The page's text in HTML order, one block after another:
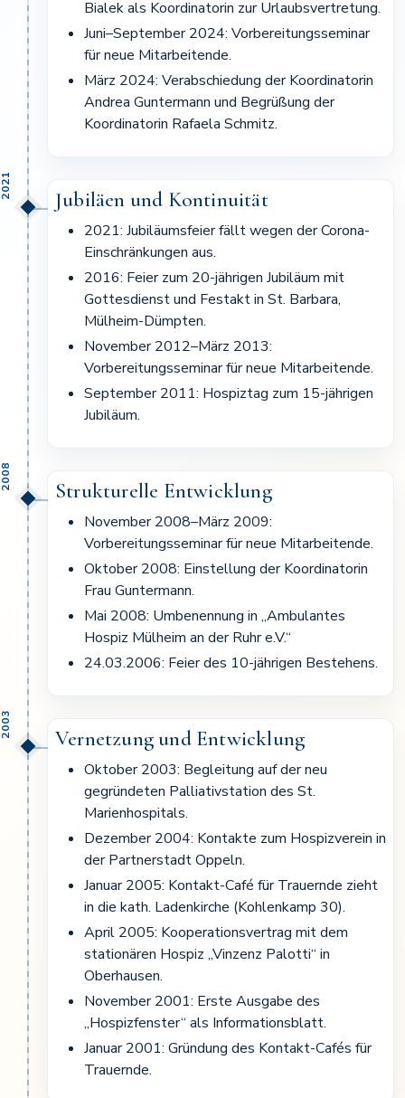
Bialek als Koordinatorin zur Urlaubsvertretung.
Juni–September 2024: Vorbereitungsseminar
für neue Mitarbeitende.
März 2024: Verabschiedung der Koordinatorin
Andrea Guntermann und Begrüßung der
Koordinatorin Rafaela Schmitz.
Jubiläen und Kontinuität
2021: Jubiläumsfeier fällt wegen der Corona-
Einschränkungen aus.
2016: Feier zum 20-jährigen Jubiläum mit
Gottesdienst und Festakt in St. Barbara,
Mülheim-Dümpten.
November 2012–März 2013:
Vorbereitungsseminar für neue Mitarbeitende.
September 2011: Hospiztag zum 15-jährigen
Jubiläum.
Strukturelle Entwicklung
November 2008–März 2009:
Vorbereitungsseminar für neue Mitarbeitende.
Oktober 2008: Einstellung der Koordinatorin
Frau Guntermann.
Mai 2008: Umbenennung in „Ambulantes
Hospiz Mülheim an der Ruhr e.V.“
24.03.2006: Feier des 10-jährigen Bestehens.
Vernetzung und Entwicklung
Oktober 2003: Begleitung auf der neu
gegründeten Palliativstation des St.
Marienhospitals.
Dezember 2004: Kontakte zum Hospizverein in
der Partnerstadt Oppeln.
Januar 2005: Kontakt-Café für Trauernde zieht
in die kath. Ladenkirche (Kohlenkamp 30).
April 2005: Kooperationsvertrag mit dem
stationären Hospiz „Vinzenz Palotti“ in
Oberhausen.
November 2001: Erste Ausgabe des
„Hospizfenster“ als Informationsblatt.
Januar 2001: Gründung des Kontakt-Cafés für
Trauernde.